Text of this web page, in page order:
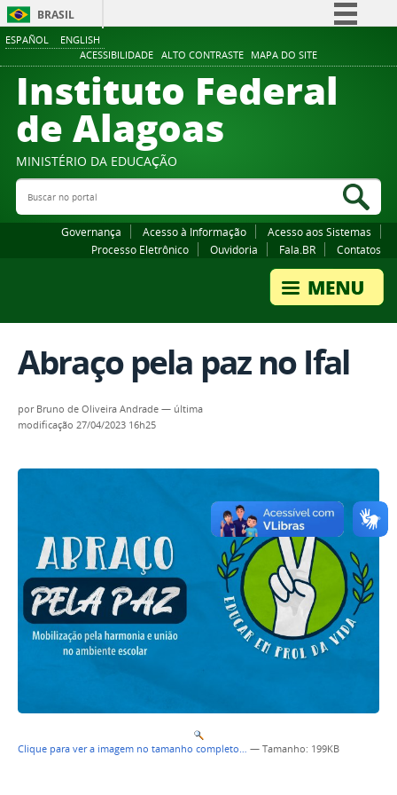
ESPAÑOL ENGLISH
ACESSIBILIDADE ALTO CONTRASTE MAPA DO SITE
BRASIL
Comunica BR
Participe
Canais
Instituto Federal
de Alagoas
MINISTÉRIO DA EDUCAÇÃO
Buscar no portal
Governança Acesso à Informação
Acesso aos Sistemas
Processo Eletrônico
Ouvidoria Fala.BR Contatos
Abraço pela paz no Ifal
por Bruno de Oliveira Andrade — última
modificação 27/04/2023 16h25
Clique para ver a imagem no tamanho completo… — Tamanho: 199KB